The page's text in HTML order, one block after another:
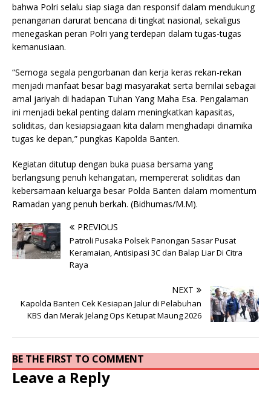
bahwa Polri selalu siap siaga dan responsif dalam mendukung
penanganan darurat bencana di tingkat nasional, sekaligus
menegaskan peran Polri yang terdepan dalam tugas-tugas
kemanusiaan.
“Semoga segala pengorbanan dan kerja keras rekan-rekan
menjadi manfaat besar bagi masyarakat serta bernilai sebagai
amal jariyah di hadapan Tuhan Yang Maha Esa. Pengalaman
ini menjadi bekal penting dalam meningkatkan kapasitas,
soliditas, dan kesiapsiagaan kita dalam menghadapi dinamika
tugas ke depan,” pungkas Kapolda Banten.
Kegiatan ditutup dengan buka puasa bersama yang
berlangsung penuh kehangatan, mempererat soliditas dan
kebersamaan keluarga besar Polda Banten dalam momentum
Ramadan yang penuh berkah. (Bidhumas/M.M).
PREVIOUS
Patroli Pusaka Polsek Panongan Sasar Pusat
Keramaian, Antisipasi 3C dan Balap Liar Di Citra
Raya
NEXT
Kapolda Banten Cek Kesiapan Jalur di Pelabuhan
KBS dan Merak Jelang Ops Ketupat Maung 2026
BE THE FIRST TO COMMENT
Leave a Reply